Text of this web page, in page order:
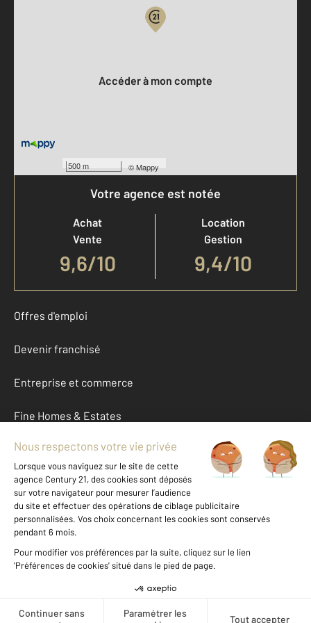
500 m ©Mappy
Accéder à mon compte
Votre agence est notée
Achat
Vente
9,6/10
Location
Gestion
9,4/10
Offres d'emploi
Devenir franchisé
Entreprise et commerce
Fine Homes & Estates
À propos
International
Nous contacter
Données personnelles
Gestionnaire des cookies